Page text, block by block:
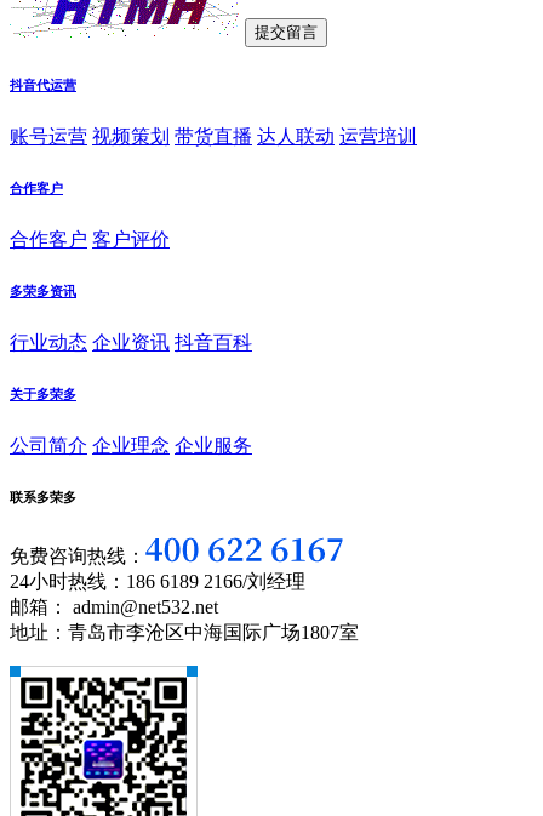
抖音代运营
账号运营 视频策划 带货直播 达人联动 运营培训
合作客户
合作客户 客户评价
多荣多资讯
行业动态 企业资讯 抖音百科
关于多荣多
公司简介 企业理念 企业服务
联系多荣多
免费咨询热线：
24小时热线：186 6189 2166/刘经理
邮箱： admin@net532.net
地址：青岛市李沧区中海国际广场1807室